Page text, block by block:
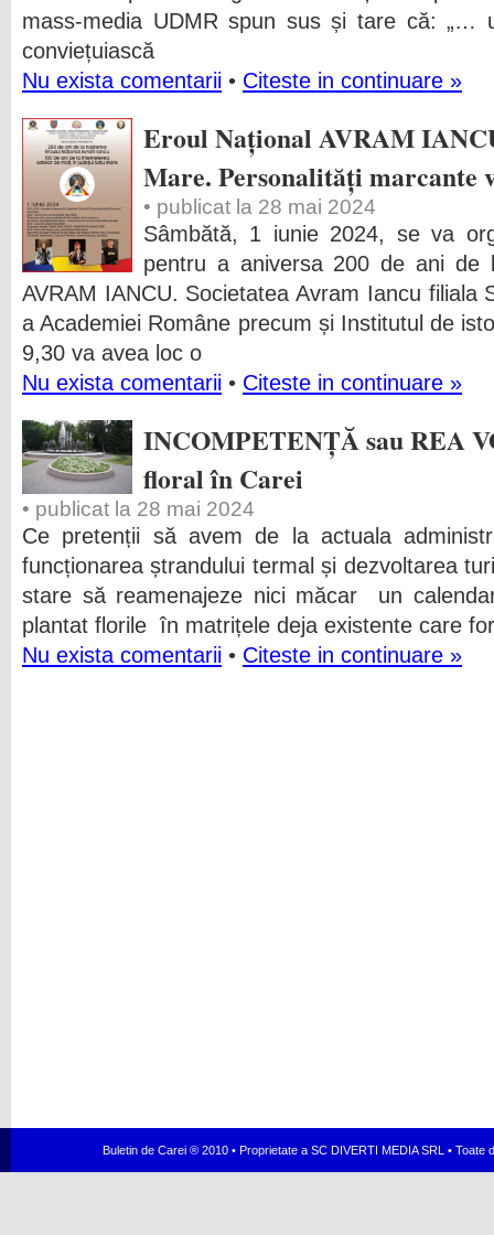
mass-media UDMR spun sus și tare că: „…
conviețuiască
Nu exista comentarii • Citeste in continuare »
Eroul Național AVRAM
Mare. Personalități marcante
• publicat la 28 mai 2024
Sâmbătă, 1 iunie 2024, se va
pentru a aniversa 200 de ani de
AVRAM IANCU. Societatea Avram Iancu filiala
a Academiei Române precum și Institutul de
9,30 va avea loc o
Nu exista comentarii • Citeste in continuare »
INCOMPETENȚĂ sau REA
floral în Carei
• publicat la 28 mai 2024
Ce pretenții să avem de la actuala
funcționarea ștrandului termal și dezvoltarea
stare să reamenajeze nici măcar un
plantat florile în matrițele deja existente care
Nu exista comentarii • Citeste in continuare »
Buletin de Carei ® 2010 • Proprietate a SC DIVERTI MEDIA SRL •